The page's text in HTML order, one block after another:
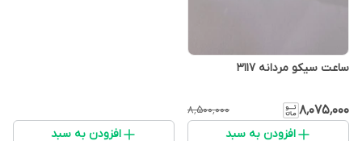
ساعت سیکو مردانه 3117
۸٬۰۷۵٬۰۰۰ ۸٬۵۰۰٬۰۰۰
افزودن به سبد افزودن به سبد